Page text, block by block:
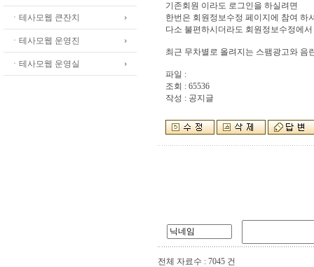
ㆍ테사모웹 큰잔치
ㆍ테사모웹 운영진
ㆍ테사모웹 운영실
기존회원 이라도 로그인을 하실려면
한번은 회원정보수정 페이지에 참여 하
다소 불편하시더라도 회원정보수정에
최근 무차별로 올려지는 스팸광고와 음
파일 :
조회 : 65536
작성 : 공지글
전체 자료수 : 7045 건